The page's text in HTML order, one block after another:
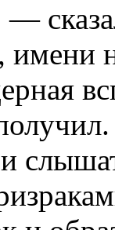
имени